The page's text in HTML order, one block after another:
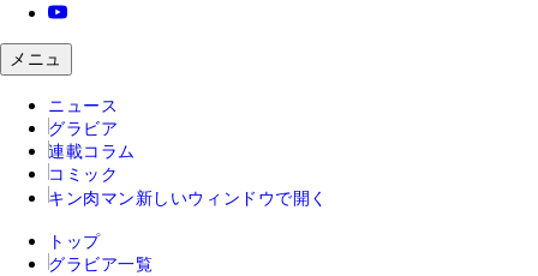
メニュ
ニュース
グラビア
連載コラム
コミック
キン肉マン 新しいウィンドウで開く
トップ
グラビア一覧